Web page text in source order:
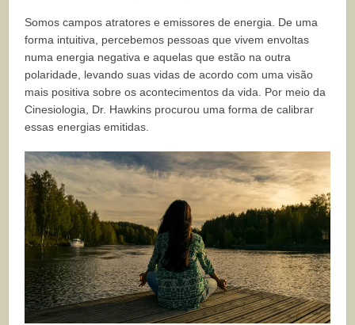
Somos campos atratores e emissores de energia. De uma
forma intuitiva, percebemos pessoas que vivem envoltas
numa energia negativa e aquelas que estão na outra
polaridade, levando suas vidas de acordo com uma visão
mais positiva sobre os acontecimentos da vida. Por meio da
Cinesiologia, Dr. Hawkins procurou uma forma de calibrar
essas energias emitidas.